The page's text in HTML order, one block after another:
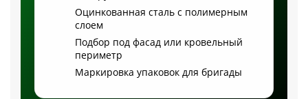
Оцинкованная сталь с полимерным
слоем
Подбор под фасад или кровельный
периметр
Маркировка упаковок для бригады